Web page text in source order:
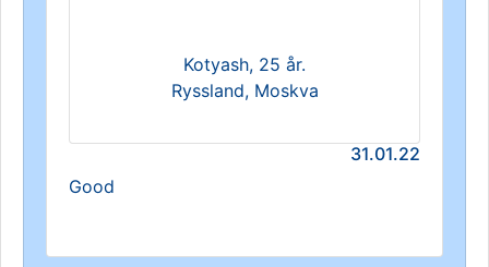
Kotyash, 25 år.
Ryssland, Moskva
31.01.22
Good